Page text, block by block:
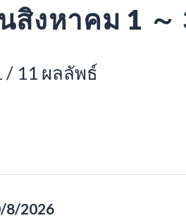
สิงหาคม 1 ～
/ 11 ผลลัพธ์
8/2026